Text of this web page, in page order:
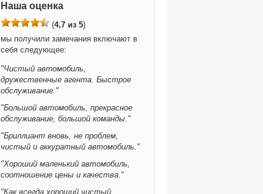
Наша оценка
(4,7 из 5)
мы получили замечания включают в
себя следующее:
"Чистый автомобиль,
дружественные агента. Быстрое
обслуживание. "
"Большой автомобиль, прекрасное
обслуживание, большой команды. "
"Бриллиант вновь, не проблем,
чистый и аккуратный автомобиль. "
"Хороший маленький автомобиль,
соотношение цены и качества. "
"Как всегда хороший чистый